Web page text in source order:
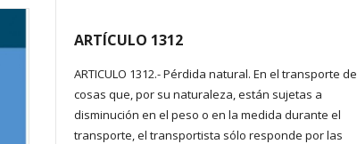
ARTÍCULO 1312
ARTICULO 1312.- Pérdida natural. En el transporte de
cosas que, por su naturaleza, están sujetas a
disminución en el peso o en la medida durante el
transporte, el transportista sólo responde por las